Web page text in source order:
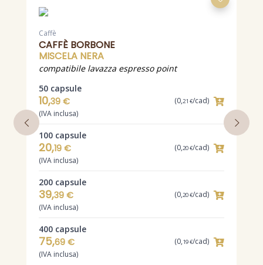
Caffè
CAFFÈ BORBONE
MISCELA NERA
compatibile lavazza espresso point
50 capsule
10,39 € (0,21 €/cad)
(IVA inclusa)
100 capsule
20,19 € (0,20 €/cad)
(IVA inclusa)
200 capsule
39,39 € (0,20 €/cad)
(IVA inclusa)
400 capsule
75,69 € (0,19 €/cad)
(IVA inclusa)